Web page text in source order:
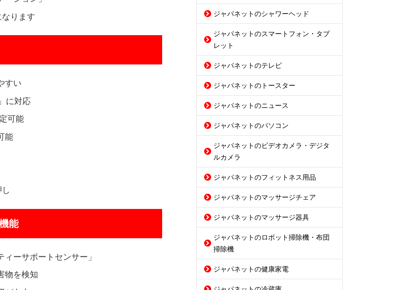
ります
すい
に対応
可能
能
能
ーサポートセンサー」
物を検知
ジャパネットのシャワーヘッド
ジャパネットのスマートフォン・タブ
レット
ジャパネットのテレビ
ジャパネットのトースター
ジャパネットのニュース
ジャパネットのパソコン
ジャパネットのビデオカメラ・デジタ
ルカメラ
ジャパネットのフィットネス用品
ジャパネットのマッサージチェア
ジャパネットのマッサージ器具
ジャパネットのロボット掃除機・布団
掃除機
ジャパネットの健康家電